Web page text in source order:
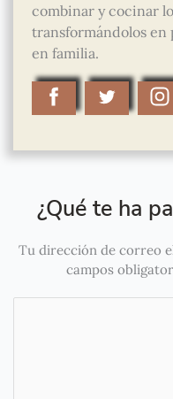
combinar y cocinar
transformándolos en
en familia.
¿Qué te ha
Tu dirección de correo
campos